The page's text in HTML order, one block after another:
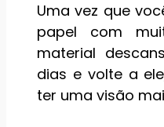
Uma vez que
papel com
material
dias e volte a
ter uma visão